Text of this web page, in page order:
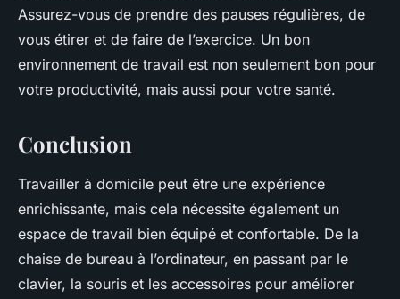
Assurez-vous de prendre des pauses régulières, de
vous étirer et de faire de l’exercice. Un bon
environnement de travail est non seulement bon pour
votre productivité, mais aussi pour votre santé.
Conclusion
Travailler à domicile peut être une expérience
enrichissante, mais cela nécessite également un
espace de travail bien équipé et confortable. De la
chaise de bureau à l’ordinateur, en passant par le
clavier, la souris et les accessoires pour améliorer